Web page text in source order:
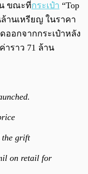
ขณะที่กระเป๋า “Top
านเหรียญ ในราคา
ออกจากกระเป๋าหลัง
าราว 71 ล้าน
the grift
on retail for